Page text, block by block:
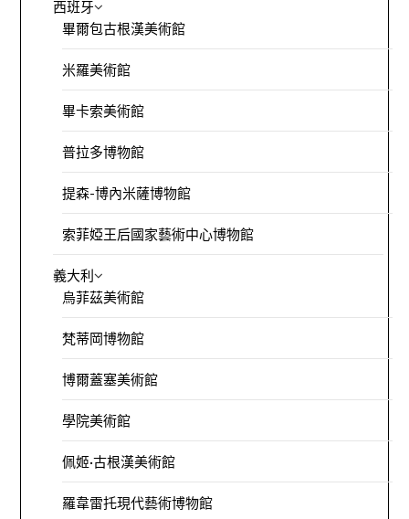
西班牙
畢爾包古根漢美術館
米羅美術館
畢卡索美術館
普拉多博物館
提森-博內米薩博物館
索菲婭王后國家藝術中心博物館
義大利
烏菲茲美術館
梵蒂岡博物館
博爾蓋塞美術館
學院美術館
佩姬·古根漢美術館
羅韋雷托現代藝術博物館